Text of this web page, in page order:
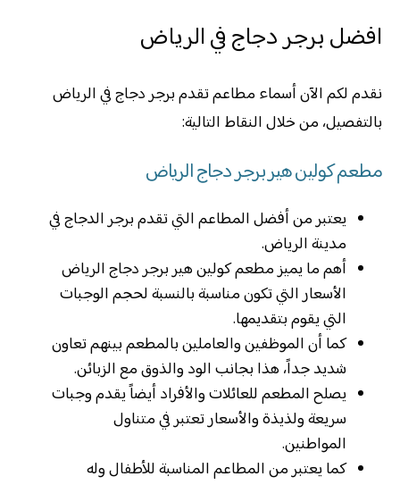
افضل برجر دجاج في الرياض
نقدم لكم الآن أسماء مطاعم تقدم برجر دجاج في الرياض
بالتفصيل، من خلال النقاط التالية:
مطعم كولين هير برجر دجاج الرياض
يعتبر من أفضل المطاعم التي تقدم برجر الدجاج في
مدينة الرياض.
أهم ما يميز مطعم كولين هير برجر دجاج الرياض
الأسعار التي تكون مناسبة بالنسبة لحجم الوجبات
التي يقوم بتقديمها.
كما أن الموظفين والعاملين بالمطعم بينهم تعاون
شديد جداً، هذا بجانب الود والذوق مع الزبائن.
يصلح المطعم للعائلات والأفراد أيضاً يقدم وجبات
سريعة ولذيذة والأسعار تعتبر في متناول
المواطنين.
كما يعتبر من المطاعم المناسبة للأطفال وله